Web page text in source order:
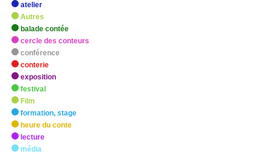
atelier
Autres
balade contée
cercle des conteurs
conférence
conterie
exposition
festival
Film
formation, stage
heure du conte
lecture
média